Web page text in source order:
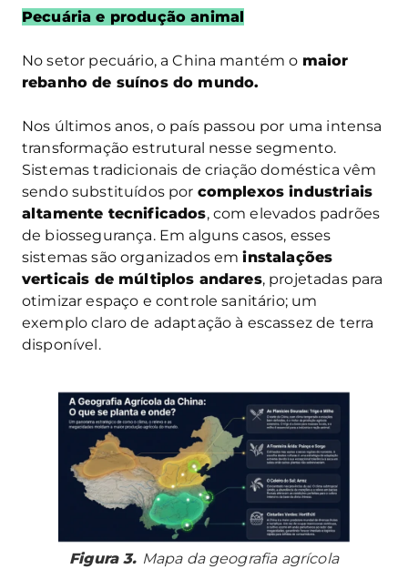
Pecuária e produção animal
No setor pecuário, a China mantém o maior
rebanho de suínos do mundo.
Nos últimos anos, o país passou por uma intensa
transformação estrutural nesse segmento.
Sistemas tradicionais de criação doméstica vêm
sendo substituídos por complexos industriais
altamente tecnificados, com elevados padrões
de biossegurança. Em alguns casos, esses
sistemas são organizados eminstalações
verticais de múltiplos andares, projetadas para
otimizar espaço e controle sanitário; um
exemplo claro de adaptação à escassez de terra
disponível.
Figura 3. Mapa da geografia agrícola